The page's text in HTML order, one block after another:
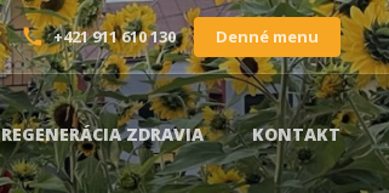
+421 911 610 130 Denné menu
REGENERÁCIA ZDRAVIA KONTAKT